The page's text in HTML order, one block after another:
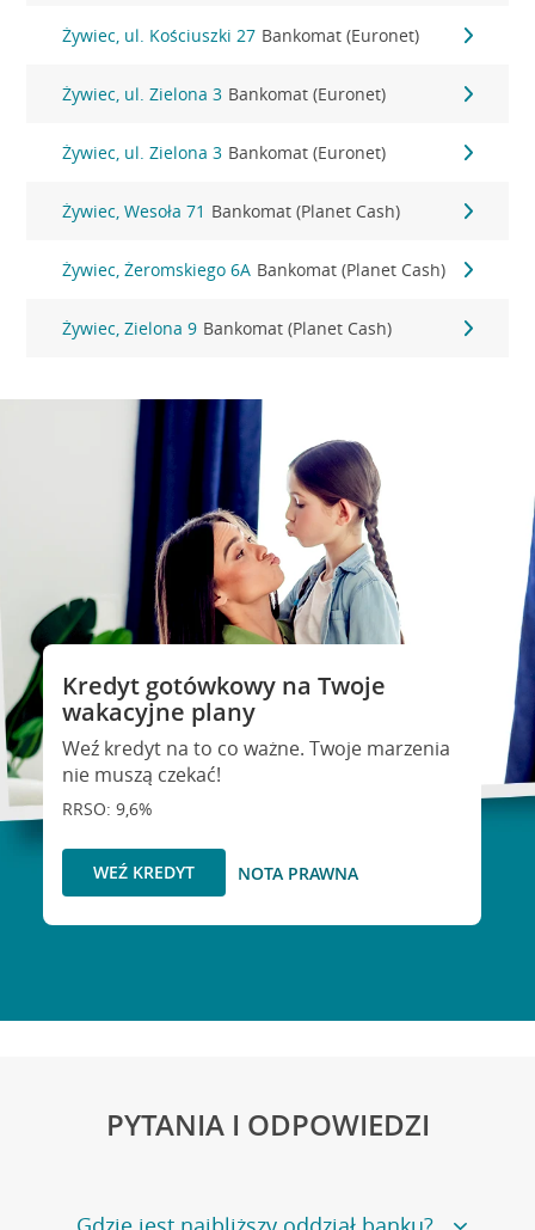
Żywiec, ul. Kościuszki 27 Bankomat (Euronet)
Żywiec, ul. Zielona 3 Bankomat (Euronet)
Żywiec, ul. Zielona 3 Bankomat (Euronet)
Żywiec, Wesoła 71 Bankomat (Planet Cash)
Żywiec, Żeromskiego 6A Bankomat (Planet Cash)
Żywiec, Zielona 9 Bankomat (Planet Cash)
Kredyt gotówkowy na Twoje
wakacyjne plany
Weź kredyt na to co ważne. Twoje marzenia
nie muszą czekać!
RRSO: 9,6%
WEŹ KREDYT NOTA PRAWNA
PYTANIA I ODPOWIEDZI